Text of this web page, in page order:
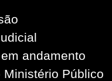
andamento
Público